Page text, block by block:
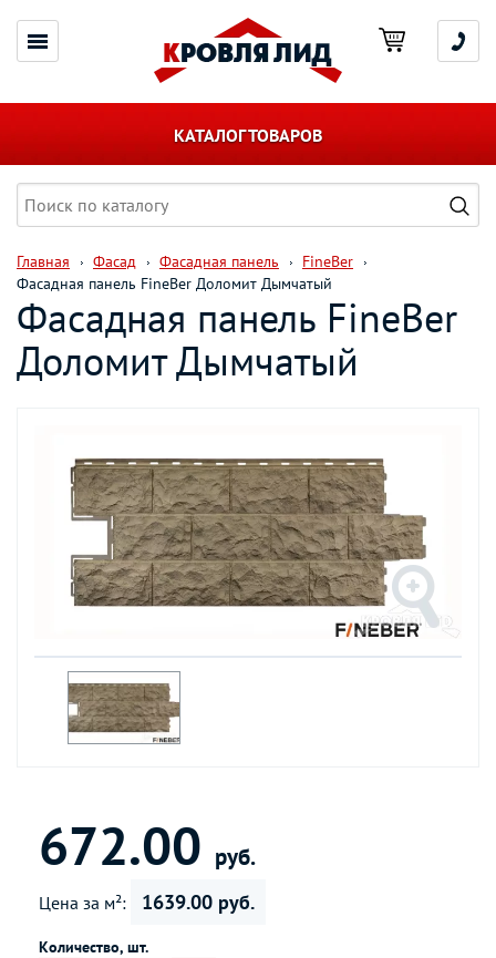
КАТАЛОГ ТОВАРОВ
Главная Фасад Фасадная панель
FineBer
Фасадная панель FineBer Доломит Дымчатый
Фасадная панель FineBer
Доломит Дымчатый
672.00 руб.
Цена за м²: 1639.00 руб.
Количество, шт.